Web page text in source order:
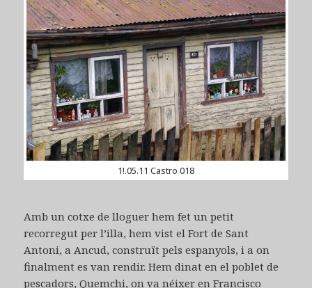
1!.05.11 Castro 018
Amb un cotxe de lloguer hem fet un petit
recorregut per l’illa, hem vist el Fort de Sant
Antoni, a Ancud, construït pels espanyols, i a on
finalment es van rendir. Hem dinat en el poblet de
pescadors, Quemchi, on va néixer en Francisco